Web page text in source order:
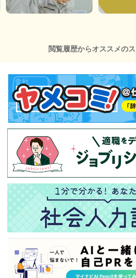
閲覧履歴からオススメの